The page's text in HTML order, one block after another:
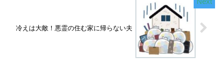
冷えは大敵！悪霊の住む家に帰らない夫